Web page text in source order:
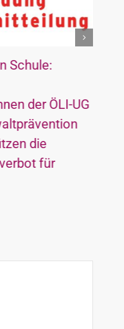
Schule:
der ÖLI-UG
die
für